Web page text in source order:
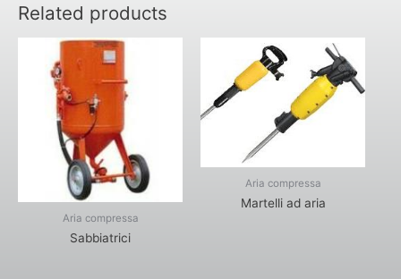
Related products
Aria compressa
Sabbiatrici
Aria compressa
Martelli ad aria